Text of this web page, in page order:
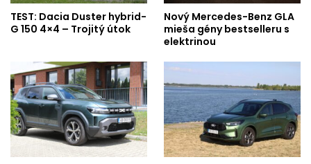
TEST: Dacia Duster hybrid-
G 150 4×4 – Trojitý útok
Nový Mercedes-Benz GLA
mieša gény bestselleru s
elektrinou